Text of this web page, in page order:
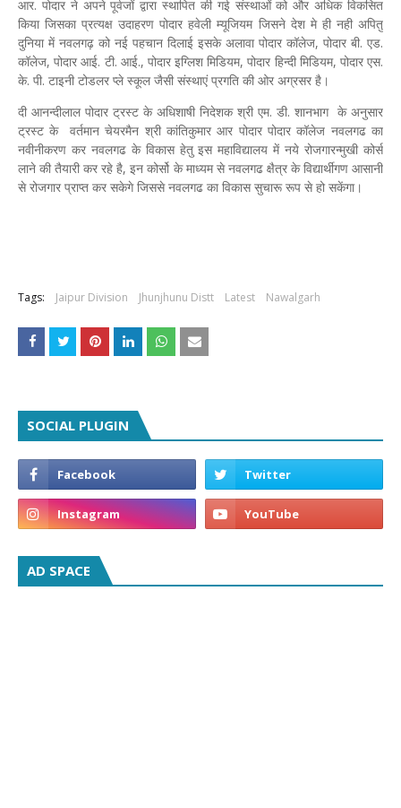
आर. पोदार ने अपने पूर्वजों द्वारा स्थापित की गई संस्थाओं को और अधिक विकसित
किया जिसका प्रत्यक्ष उदाहरण पोदार हवेली म्यूजियम जिसने देश मे ही नही अपितु
दुनिया में नवलगढ़ को नई पहचान दिलाई इसके अलावा पोदार कॉलेज, पोदार बी. एड.
कॉलेज, पोदार आई. टी. आई., पोदार इग्लिश मिडियम, पोदार हिन्दी मिडियम, पोदार एस.
के. पी. टाइनी टोडलर प्ले स्कूल जैसी संस्थाएं प्रगति की ओर अग्रसर है।
दी आनन्दीलाल पोदार ट्रस्ट के अधिशाषी निदेशक श्री एम. डी. शानभाग के अनुसार
ट्रस्ट के वर्तमान चेयरमैन श्री कांतिकुमार आर पोदार पोदार कॉलेज नवलगढ का
नवीनीकरण कर नवलगढ के विकास हेतु इस महाविद्यालय में नये रोजगारन्मुखी कोर्स
लाने की तैयारी कर रहे है, इन कोर्सो के माध्यम से नवलगढ क्षैत्र के विद्यार्थीगण आसानी
से रोजगार प्राप्त कर सकेगे जिससे नवलगढ का विकास सुचारू रूप से हो सकेंगा।
Tags: Jaipur Division Jhunjhunu Distt Latest Nawalgarh
SOCIAL PLUGIN
AD SPACE